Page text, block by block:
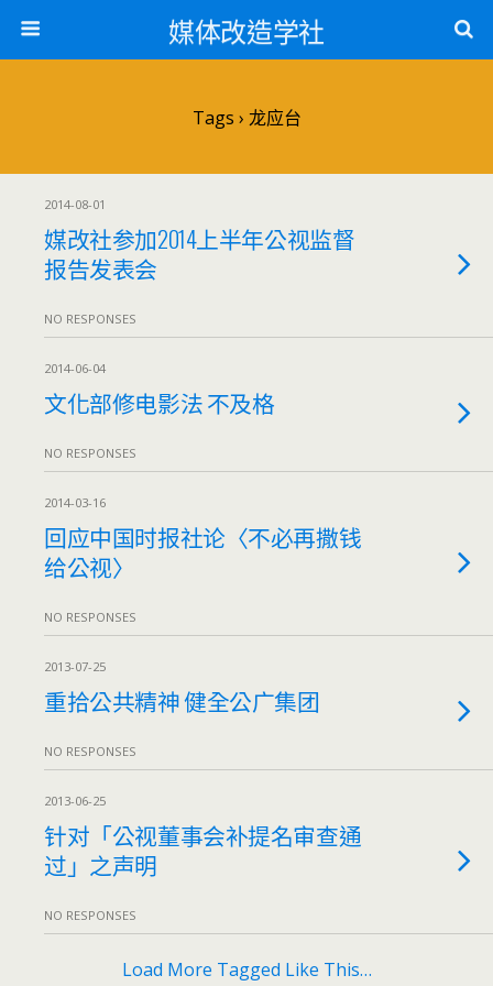
媒体改造学社
Tags › 龙应台
2014-08-01
媒改社参加2014上半年公视监督
报告发表会
NO RESPONSES
2014-06-04
文化部修电影法 不及格
NO RESPONSES
2014-03-16
回应中国时报社论〈不必再撒钱
给公视〉
NO RESPONSES
2013-07-25
重拾公共精神 健全公广集团
NO RESPONSES
2013-06-25
针对「公视董事会补提名审查通
过」之声明
NO RESPONSES
Load More Tagged Like This…